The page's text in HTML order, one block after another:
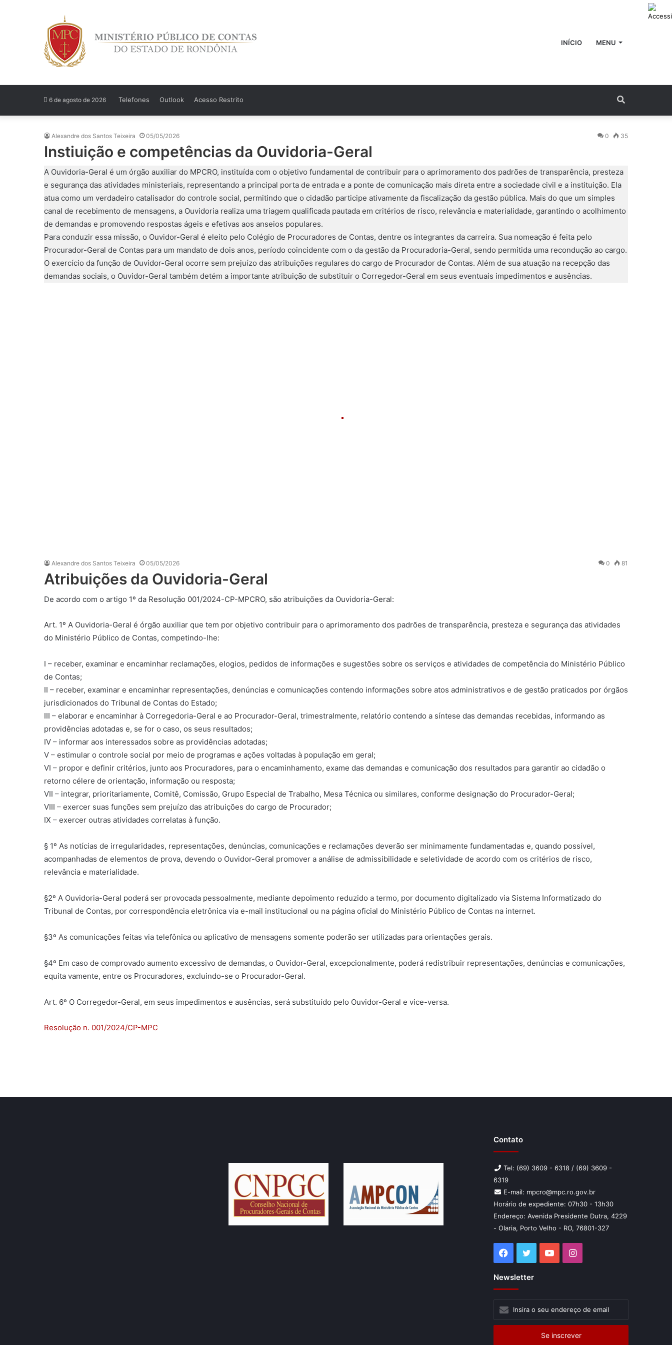
INÍCIO MENU
6 de agosto de 2026 Telefones Outlook Acesso Restrito
Alexandre dos Santos Teixeira 05/05/2026 0 35
Instiuição e competências da Ouvidoria-Geral
A Ouvidoria-Geral é um órgão auxiliar do MPCRO, instituída com o objetivo fundamental de contribuir para o aprimoramento dos padrões de transparência, presteza
e segurança das atividades ministeriais, representando a principal porta de entrada e a ponte de comunicação mais direta entre a sociedade civil e a instituição. Ela
atua como um verdadeiro catalisador do controle social, permitindo que o cidadão participe ativamente da fiscalização da gestão pública. Mais do que um simples
canal de recebimento de mensagens, a Ouvidoria realiza uma triagem qualificada pautada em critérios de risco, relevância e materialidade, garantindo o acolhimento
de demandas e promovendo respostas ágeis e efetivas aos anseios populares.
Para conduzir essa missão, o Ouvidor-Geral é eleito pelo Colégio de Procuradores de Contas, dentre os integrantes da carreira. Sua nomeação é feita pelo
Procurador-Geral de Contas para um mandato de dois anos, período coincidente com o da gestão da Procuradoria-Geral, sendo permitida uma recondução ao cargo.
O exercício da função de Ouvidor-Geral ocorre sem prejuízo das atribuições regulares do cargo de Procurador de Contas. Além de sua atuação na recepção das
demandas sociais, o Ouvidor-Geral também detém a importante atribuição de substituir o Corregedor-Geral em seus eventuais impedimentos e ausências.
Alexandre dos Santos Teixeira 05/05/2026 0 81
Atribuições da Ouvidoria-Geral
De acordo com o artigo 1º da Resolução 001/2024-CP-MPCRO, são atribuições da Ouvidoria-Geral:
Art. 1º A Ouvidoria-Geral é órgão auxiliar que tem por objetivo contribuir para o aprimoramento dos padrões de transparência, presteza e segurança das atividades
do Ministério Público de Contas, competindo-lhe:
I – receber, examinar e encaminhar reclamações, elogios, pedidos de informações e sugestões sobre os serviços e atividades de competência do Ministério Público
de Contas;
II – receber, examinar e encaminhar representações, denúncias e comunicações contendo informações sobre atos administrativos e de gestão praticados por órgãos
jurisdicionados do Tribunal de Contas do Estado;
III – elaborar e encaminhar à Corregedoria-Geral e ao Procurador-Geral, trimestralmente, relatório contendo a síntese das demandas recebidas, informando as
providências adotadas e, se for o caso, os seus resultados;
IV – informar aos interessados sobre as providências adotadas;
V – estimular o controle social por meio de programas e ações voltadas à população em geral;
VI – propor e definir critérios, junto aos Procuradores, para o encaminhamento, exame das demandas e comunicação dos resultados para garantir ao cidadão o
retorno célere de orientação, informação ou resposta;
VII – integrar, prioritariamente, Comitê, Comissão, Grupo Especial de Trabalho, Mesa Técnica ou similares, conforme designação do Procurador-Geral;
VIII – exercer suas funções sem prejuízo das atribuições do cargo de Procurador;
IX – exercer outras atividades correlatas à função.
§ 1º As notícias de irregularidades, representações, denúncias, comunicações e reclamações deverão ser minimamente fundamentadas e, quando possível,
acompanhadas de elementos de prova, devendo o Ouvidor-Geral promover a análise de admissibilidade e seletividade de acordo com os critérios de risco,
relevância e materialidade.
§2º A Ouvidoria-Geral poderá ser provocada pessoalmente, mediante depoimento reduzido a termo, por documento digitalizado via Sistema Informatizado do
Tribunal de Contas, por correspondência eletrônica via e-mail institucional ou na página oficial do Ministério Público de Contas na internet.
§3º As comunicações feitas via telefônica ou aplicativo de mensagens somente poderão ser utilizadas para orientações gerais.
§4º Em caso de comprovado aumento excessivo de demandas, o Ouvidor-Geral, excepcionalmente, poderá redistribuir representações, denúncias e comunicações,
equita vamente, entre os Procuradores, excluindo-se o Procurador-Geral.
Art. 6º O Corregedor-Geral, em seus impedimentos e ausências, será substituído pelo Ouvidor-Geral e vice-versa.
Resolução n. 001/2024/CP-MPC
Contato
Tel: (69) 3609 - 6318 / (69) 3609 -
6319
E-mail: mpcro@mpc.ro.gov.br
Horário de expediente: 07h30 - 13h30
Endereço: Avenida Presidente Dutra, 4229
- Olaria, Porto Velho - RO, 76801-327
Facebook
TwitterYouTubeInstagram
Newsletter
seu